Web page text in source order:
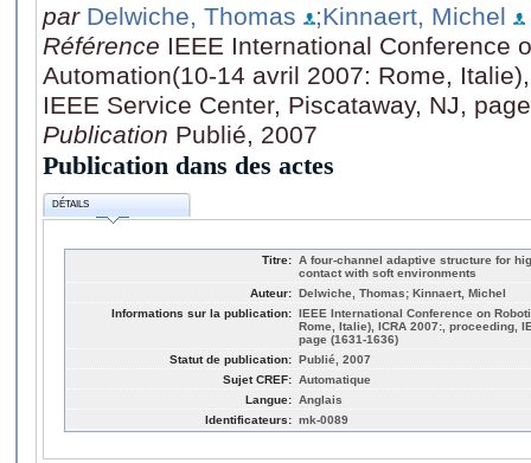
par Delwiche, Thomas
;Kinnaert, Michel
Référence IEEE International Conference
Automation(10-14 avril 2007: Rome,
IEEE Service Center, Piscataway, NJ,
Publication Publié, 2007
Publication dans des actes
DÉTAILS
Titre: A four-channel adaptive structure for
contact with soft environments
Auteur: Delwiche, Thomas; Kinnaert, Michel
Informations sur la publication: IEEE International Conference on
Rome, Italie), ICRA 2007:, proceeding,
page (1631-1636)
Statut de publication: Publié, 2007
Sujet CREF: Automatique
Langue: Anglais
Identificateurs: mk-0089